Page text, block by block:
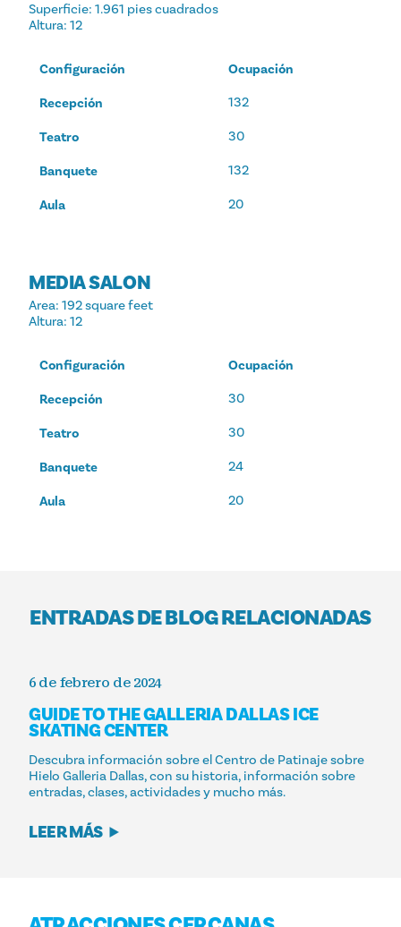
Superficie: 1.961 pies cuadrados
Altura: 12
Configuración Ocupación
Recepción 132
Teatro 30
Banquete 132
Aula 20
MEDIA SALON
Area: 192 square feet
Altura: 12
Configuración Ocupación
Recepción 30
Teatro 30
Banquete 24
Aula 20
ENTRADAS DE BLOG RELACIONADAS
6 de febrero de 2024
GUIDE TO THE GALLERIA DALLAS ICE
SKATING CENTER
Descubra información sobre el Centro de Patinaje sobre
Hielo Galleria Dallas, con su historia, información sobre
entradas, clases, actividades y mucho más.
LEER MÁS